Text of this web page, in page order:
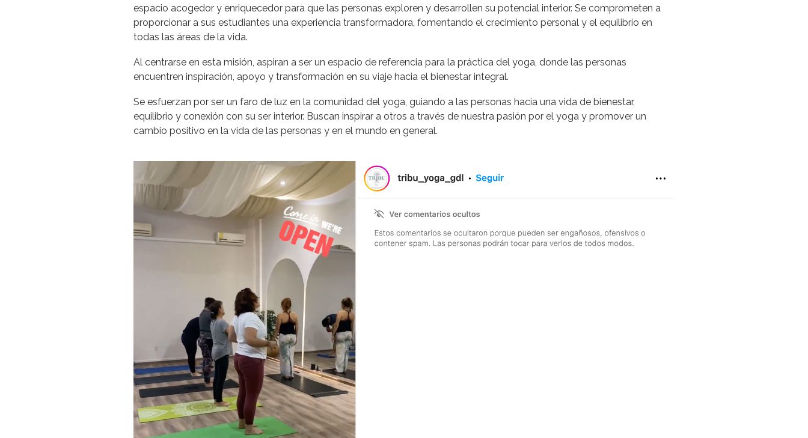
espacio acogedor y enriquecedor para que las personas exploren y desarrollen su potencial interior. Se comprometen a
proporcionar a sus estudiantes una experiencia transformadora, fomentando el crecimiento personal y el equilibrio en
todas las áreas de la vida.
Al centrarse en esta misión, aspiran a ser un espacio de referencia para la práctica del yoga, donde las personas
encuentren inspiración, apoyo y transformación en su viaje hacia el bienestar integral.
Se esfuerzan por ser un faro de luz en la comunidad del yoga, guiando a las personas hacia una vida de bienestar,
equilibrio y conexión con su ser interior. Buscan inspirar a otros a través de nuestra pasión por el yoga y promover un
cambio positivo en la vida de las personas y en el mundo en general.